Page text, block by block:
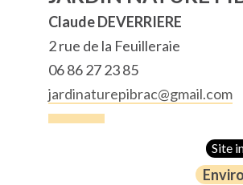
Claude DEVERRIERE
2 rue de la Feuilleraie
06 86 27 23 85
jardinaturepibrac@gmail.com
Site